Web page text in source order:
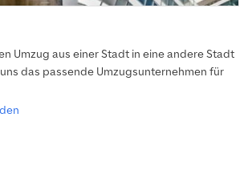
Umzug aus einer Stadt in eine andere Stadt
das passende Umzugsunternehmen für